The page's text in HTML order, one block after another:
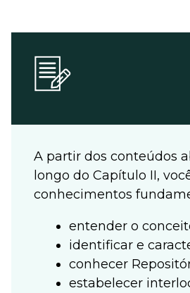
A partir dos conteúdos
longo do Capítulo II,
conhecimentos
entender o
identificar e
conhecer
estabelecer